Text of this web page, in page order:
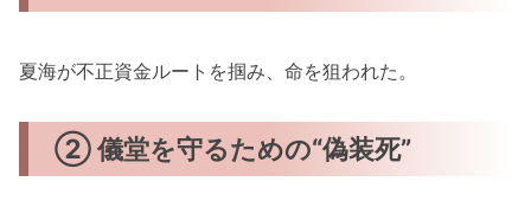
夏海が不正資金ルートを掴み、命を狙われた。
② 儀堂を守るための“偽装死”